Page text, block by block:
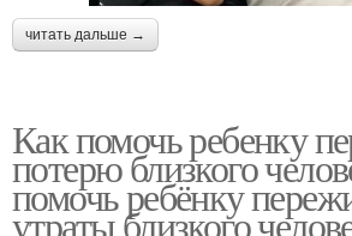
читать дальше →
Как помочь ребенку
потерю близкого
помочь ребёнку
утраты близкого